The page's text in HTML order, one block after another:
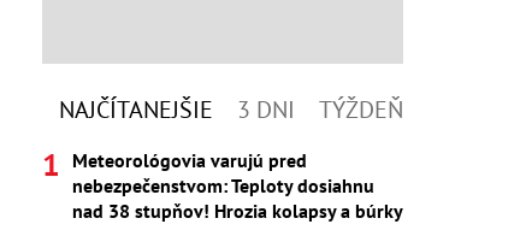
NAJČÍTANEJŠIE 3 DNI TÝŽDEŇ
Meteorológovia varujú pred
nebezpečenstvom: Teploty dosiahnu
nad 38 stupňov! Hrozia kolapsy a búrky